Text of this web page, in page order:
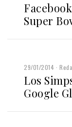
Super
29/01/2014
Los
Google